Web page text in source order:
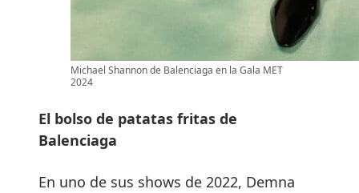
Michael Shannon de Balenciaga en la Gala MET
2024
El bolso de patatas fritas de
Balenciaga
En uno de sus shows de 2022, Demna